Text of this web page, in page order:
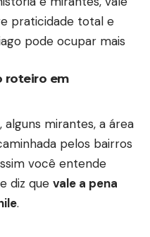
praticidade total e
pode ocupar mais
roteiro em
mirantes, a área
pelos bairros
você entende
diz que vale a pena
.